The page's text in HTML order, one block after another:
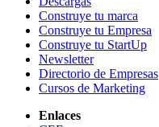
Construye tu marca
Construye tu Empresa
Construye tu StartUp
Newsletter
Directorio de Empresas
Cursos de Marketing
Enlaces